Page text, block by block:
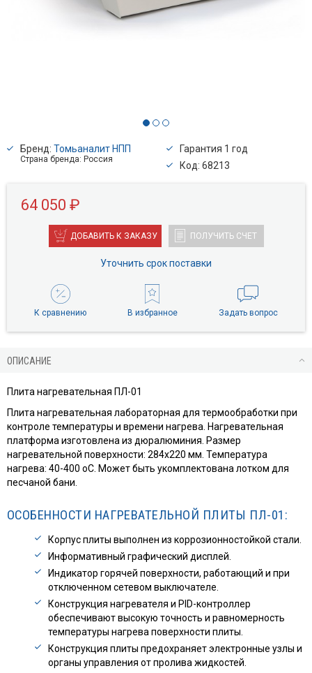
Бренд: Томьаналит НПП
Страна бренда: Россия
Гарантия 1 год
Код: 68213
64 050 ₽
ДОБАВИТЬ К ЗАКАЗУ ПОЛУЧИТЬ СЧЕТ
Уточнить срок поставки
К сравнению В избранное Задать вопрос
ОПИСАНИЕ
Плита нагревательная ПЛ-01
Плита нагревательная лабораторная для термообработки при
контроле температуры и времени нагрева. Нагревательная
платформа изготовлена из дюралюминия. Размер
нагревательной поверхности: 284х220 мм. Температура
нагрева: 40-400 оС. Может быть укомплектована лотком для
песчаной бани.
ОСОБЕННОСТИ НАГРЕВАТЕЛЬНОЙ ПЛИТЫ ПЛ-01:
Корпус плиты выполнен из коррозионностойкой стали.
Информативный графический дисплей.
Индикатор горячей поверхности, работающий и при
отключенном сетевом выключателе.
Конструкция нагревателя и PID-контроллер
обеспечивают высокую точность и равномерность
температуры нагрева поверхности плиты.
Конструкция плиты предохраняет электронные узлы и
органы управления от пролива жидкостей.